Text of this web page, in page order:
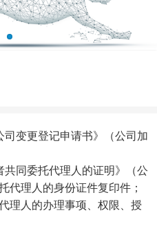
变更登记申请书》（公司加
同委托代理人的证明》（公
代理人的身份证件复印件；
理人的办理事项、权限、授